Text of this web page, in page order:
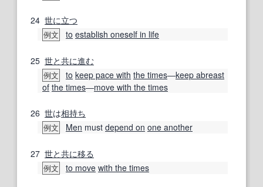
24 世に立つ
例文 to establish oneself in life
25 世と共に進む
例文 to keep pace with the times―keep abreast
of the times―move with the times
26 世は相持ち
例文 Men must depend on one another
27 世と共に移る
例文 to move with the times